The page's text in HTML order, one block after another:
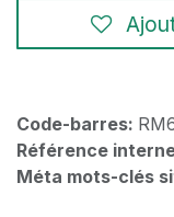
Code-barres:
Référence
Méta mots-clés